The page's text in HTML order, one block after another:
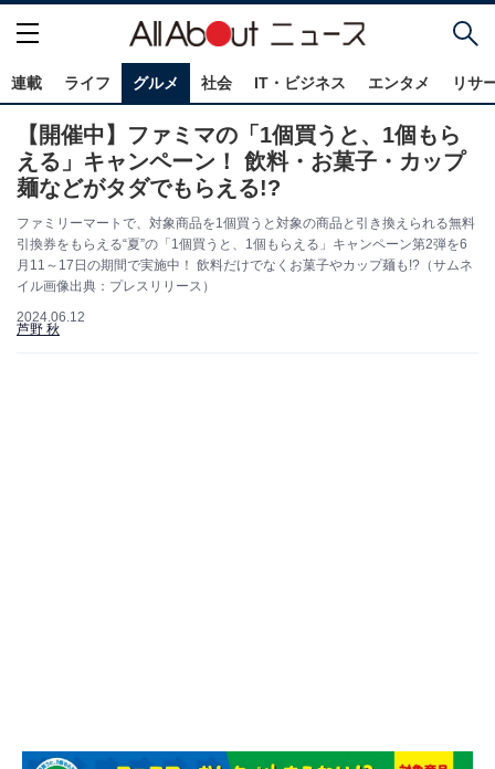
連載 ライフ グルメ 社会 IT・ビジネス エンタメ リサ
【開催中】ファミマの「1個買うと、1個もら
える」キャンペーン！ 飲料・お菓子・カップ
麺などがタダでもらえる!?
ファミリーマートで、対象商品を1個買うと対象の商品と引き換えられる無料
引換券をもらえる“夏”の「1個買うと、1個もらえる」キャンペーン第2弾を6
月11～17日の期間で実施中！ 飲料だけでなくお菓子やカップ麺も!?（サムネ
イル画像出典：プレスリリース）
2024.06.12
芦野 秋